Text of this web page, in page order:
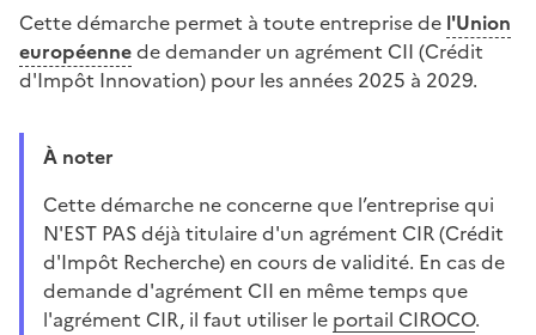
Cette démarche permet à toute entreprise de l'Union
européennede demander un agrément CII (Crédit
d'Impôt Innovation) pour les années 2025 à 2029.
À noter
Cette démarche ne concerne que l’entreprise qui
N'EST PAS déjà titulaire d'un agrément CIR (Crédit
d'Impôt Recherche) en cours de validité. En cas de
demande d'agrément CII en même temps que
l'agrément CIR, il faut utiliser le portail CIROCO.